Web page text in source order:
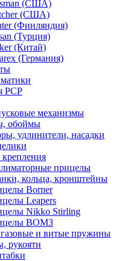
(США)
(США)
(Финляндия)
(Турция)
(Китай)
(Германия)
PCP
механизмы
обоймы
удлинители, насадки
прицелы
кольца, кронштейны
Borner
Leapers
Nikko Stirling
ВОМЗ
и витые пружины
рукояти